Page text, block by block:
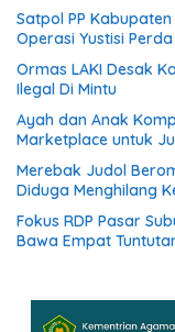
Satpol PP
Operasi Yustisi
Ormas LAKI Desak
Ilegal Di Mintu
Ayah dan Anak
Marketplace untuk
Merebak Judol
Diduga Menghilang
Fokus RDP Pasar
Bawa Empat